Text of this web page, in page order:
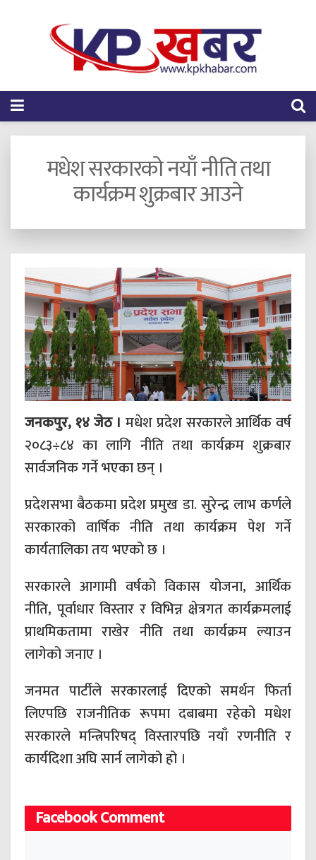
मधेश सरकारको नयाँ नीति तथा
कार्यक्रम शुक्रबार आउने
जनकपुर, १४ जेठ । मधेश प्रदेश सरकारले आर्थिक वर्ष
२०८३÷८४ का लागि नीति तथा कार्यक्रम शुक्रबार
सार्वजनिक गर्ने भएका छन् ।
प्रदेशसभा बैठकमा प्रदेश प्रमुख डा. सुरेन्द्र लाभ कर्णले
सरकारको वार्षिक नीति तथा कार्यक्रम पेश गर्ने
कार्यतालिका तय भएको छ ।
सरकारले आगामी वर्षको विकास योजना, आर्थिक
नीति, पूर्वाधार विस्तार र विभिन्न क्षेत्रगत कार्यक्रमलाई
प्राथमिकतामा राखेर नीति तथा कार्यक्रम ल्याउन
लागेको जनाए ।
जनमत पार्टीले सरकारलाई दिएको समर्थन फिर्ता
लिएपछि राजनीतिक रूपमा दबाबमा रहेको मधेश
सरकारले मन्त्रिपरिषद् विस्तारपछि नयाँ रणनीति र
कार्यदिशा अघि सार्न लागेको हो ।
Facebook Comment